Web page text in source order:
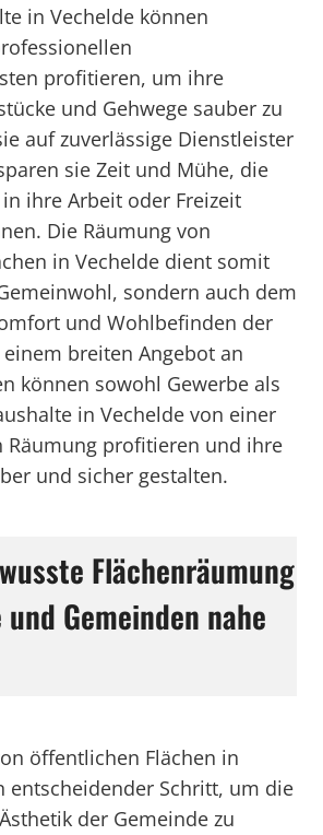
in Vechelde können
profitieren, um ihre
und Gehwege sauber zu
auf zuverlässige Dienstleister
sie Zeit und Mühe, die
ihre Arbeit oder Freizeit
Die Räumung von
in Vechelde dient somit
sondern auch dem
und Wohlbefinden der
breiten Angebot an
können sowohl Gewerbe als
in Vechelde von einer
Räumung profitieren und ihre
und sicher gestalten.
Flächenräumung
Gemeinden nahe
öffentlichen Flächen in
entscheidender Schritt, um die
der Gemeinde zu